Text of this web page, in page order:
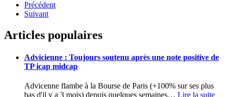
Précédent
Suivant
Articles populaires
Advicienne : Toujours soutenu après une note positive de
TP icap midcap
Advicenne flambe à la Bourse de Paris (+100% sur ses plus
bas d'il y a 3 mois) depuis quelques semaines… Lire la suite